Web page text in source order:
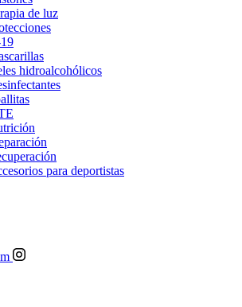
de luz
hidroalcohólicos
para deportistas